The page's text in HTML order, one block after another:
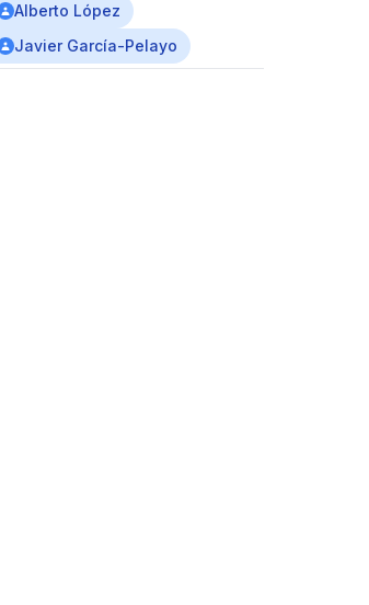
Alberto López
Javier García-Pelayo